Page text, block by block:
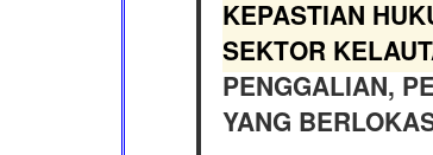
KEPASTIAN
SEKTOR
PENGGALIAN,
YANG